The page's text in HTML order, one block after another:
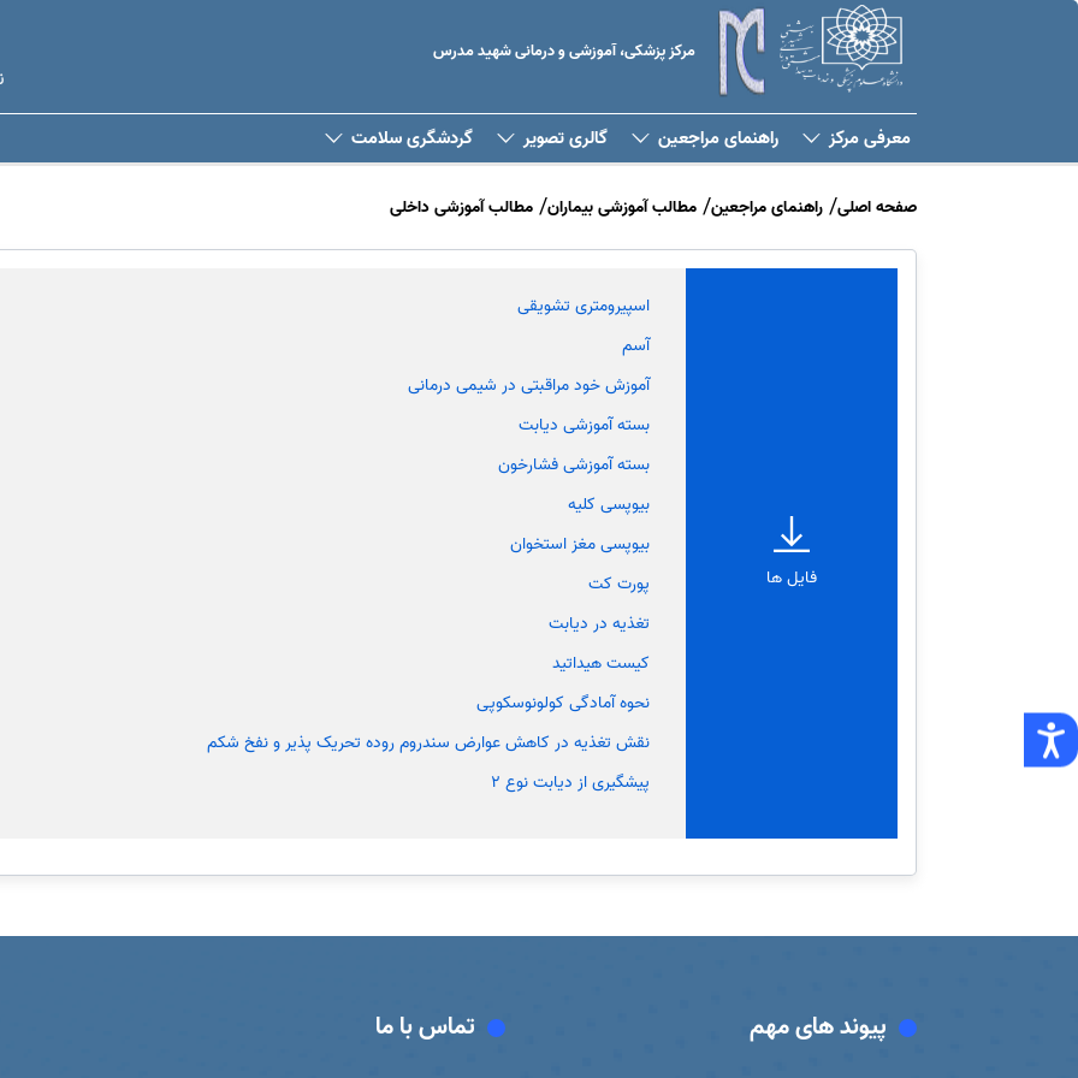
مرکز پزشکی، آموزشی و درمانی شهید مدرس
معرفی مرکز راهنمای مراجعین گالری تصویر گردشگری سلامت
صفحه اصلی راهنمای مراجعین مطالب آموزشی بیماران مطالب آموزشی داخلی
فایل ها
اسپیرومتری تشویقی
آسم
آموزش خود مراقبتی در شیمی درمانی
بسته آموزشی دیابت
بسته آموزشی فشارخون
بیوپسی کلیه
بیوپسی مغز استخوان
پورت کت
تغذیه در دیابت
کیست هیداتید
نحوه آمادگی کولونوسکوپی
نقش تغذیه در کاهش عوارض سندروم روده تحریک پذیر و نفخ شکم
پیشگیری از دیابت نوع 2
پیوند های مهم تماس با ما